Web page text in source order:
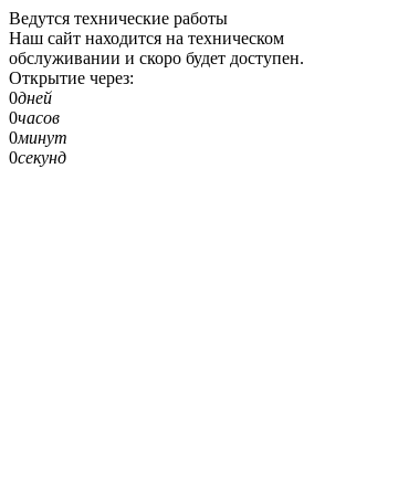
Ведутся технические работы
Наш сайт находится на техническом
обслуживании и скоро будет доступен.
Открытие через:
0дней
0часов
0минут
0секунд